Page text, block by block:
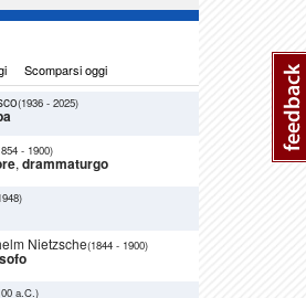
Scomparsi oggi
(1936 - 2025)
- 1900)
, drammaturgo
Nietzsche(1844 - 1900)
a.C.)